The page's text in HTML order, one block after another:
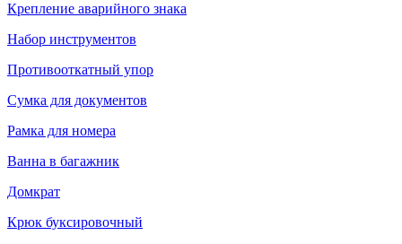
Крепление аварийного знака
Набор инструментов
Противооткатный упор
Сумка для документов
Рамка для номера
Ванна в багажник
Домкрат
Крюк буксировочный